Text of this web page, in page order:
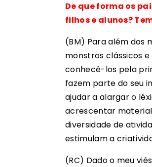
De que forma os
filhos e alunos?
(BM) Para além dos
monstros clássicos
conhecê-los pela
fazem parte do seu
ajudar a alargar o
acrescentar material
diversidade de
estimulam a
(RC) Dado o meu